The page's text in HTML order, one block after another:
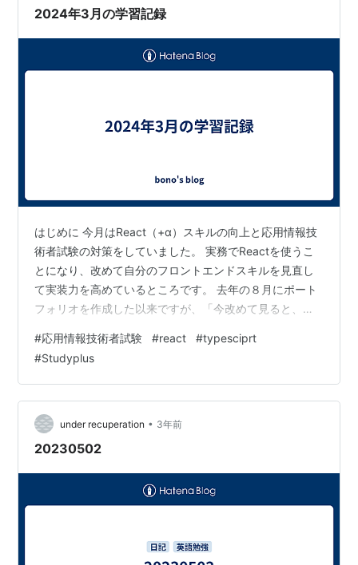
2024年3月の学習記録
はじめに 今月はReact（+α）スキルの向上と応用情報技
術者試験の対策をしていました。 実務でReactを使うこ
とになり、改めて自分のフロントエンドスキルを見直し
て実装力を高めているところです。 去年の８月にポート
フォリオを作成した以来ですが、「今改めて見ると、ま
の成長と受け止め、ひとまずは実装力を上げていこうと
思います。 応用情報技術者試験は午後問題の演習に時間
がかかっています。 オンライン講座 Udemy React &
TypeScript - The Practical Guide ReactをTypeScriptで
書くのが、あまり…
#応用情報技術者試験 #react #typesciprt
#Studyplus
under recuperation • 3年前
20230502